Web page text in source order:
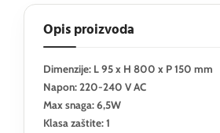
Opis proizvoda
Dimenzije: L 95 x H 800 x P 150 mm
Napon: 220-240 V AC
Max snaga: 6,5W
Klasa zaštite: 1